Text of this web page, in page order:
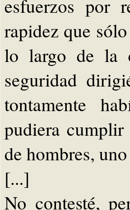
esfuerzos por
rapidez que
lo largo de la
seguridad
tontamente
pudiera
de hombres,
[...]
No contesté,